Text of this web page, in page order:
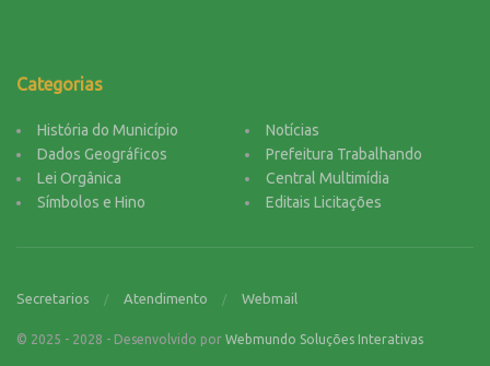
Categorias
História do Município
Dados Geográficos
Lei Orgânica
Símbolos e Hino
Notícias
Prefeitura Trabalhando
Central Multimídia
Editais Licitações
Secretarios Atendimento Webmail
© 2025 - 2028 - Desenvolvido por Webmundo Soluções Interativas